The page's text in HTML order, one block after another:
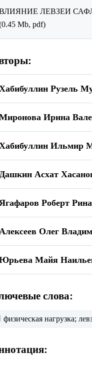
ЛЕВЗЕИ
Mb, pdf)
Рузель
Ирина
Ильмир
Асхат
Роберт
Олег
Майя
слова:
физическая нагрузка;